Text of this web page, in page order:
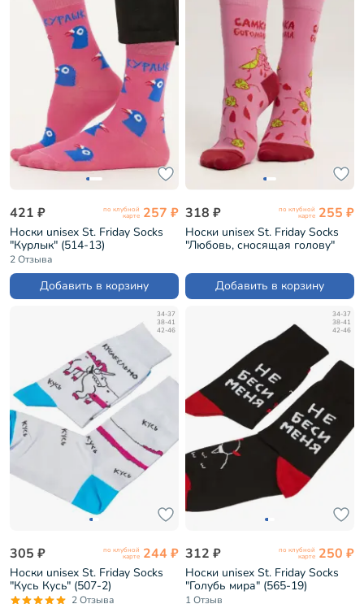
421 ₽ по клубной
карте 257 ₽
Носки unisex St. Friday Socks
"Курлык" (514-13)
2 Отзыва
Добавить в корзину
318 ₽ по клубной
карте 255 ₽
Носки unisex St. Friday Socks
"Любовь, сносящая голову"
Добавить в корзину
34-37
38-41
42-46
305 ₽ по клубной
карте 244 ₽
Носки unisex St. Friday Socks
"Кусь Кусь" (507-2)
2 Отзыва
34-37
38-41
42-46
312 ₽ по клубной
карте 250 ₽
Носки unisex St. Friday Socks
"Голубь мира" (565-19)
1 Отзыв